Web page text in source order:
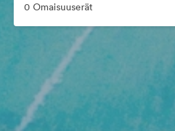
0 Omaisuuserät